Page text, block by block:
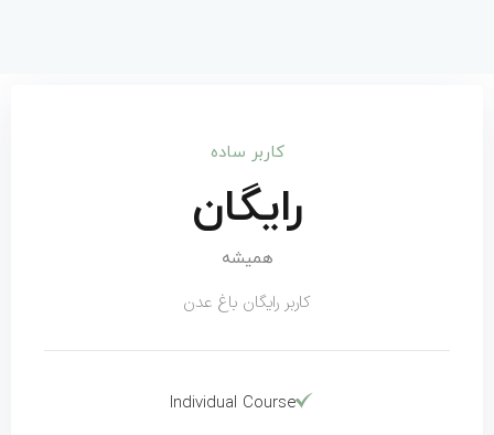
کاربر ساده
رایگان
همیشه
کاربر رایگان باغ عدن
Individual Course